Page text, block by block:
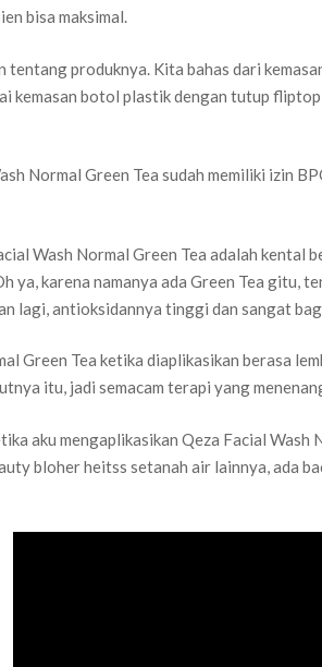
bisa maksimal.
tentang produknya. Kita bahas dari
kemasan botol plastik dengan tutup
Normal Green Tea sudah memiliki izin
Wash Normal Green Tea adalah kental
ya, karena namanya ada Green Tea gitu,
lagi, antioksidannya tinggi dan sangat
Green Tea ketika diaplikasikan berasa
itu, jadi semacam terapi yang
aku mengaplikasikan Qeza Facial Wash
bloher heitss setanah air lainnya, ada